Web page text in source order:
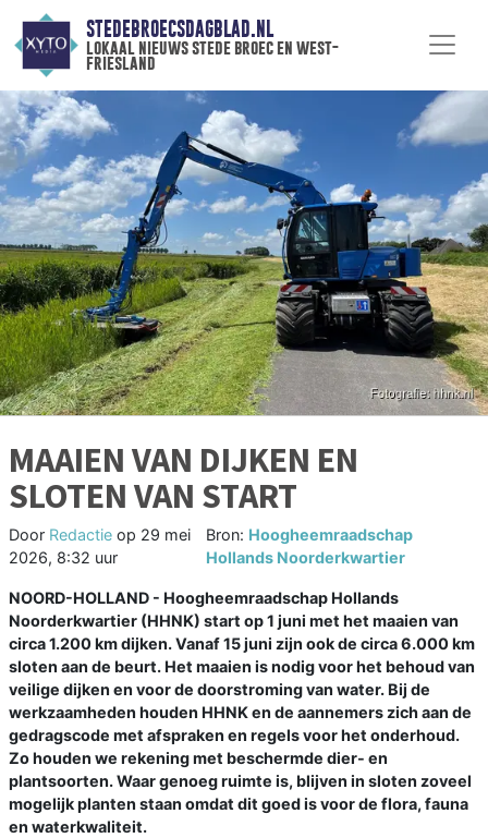
STEDEBROECSDAGBLAD.NL
lokaal nieuws stede broec en west-
friesland
MAAIEN VAN DIJKEN EN
SLOTEN VAN START
Door Redactie op 29 mei
2026, 8:32 uur
Bron: Hoogheemraadschap
Hollands Noorderkwartier
NOORD-HOLLAND - Hoogheemraadschap Hollands
Noorderkwartier (HHNK) start op 1 juni met het maaien van
circa 1.200 km dijken. Vanaf 15 juni zijn ook de circa 6.000 km
sloten aan de beurt. Het maaien is nodig voor het behoud van
veilige dijken en voor de doorstroming van water. Bij de
werkzaamheden houden HHNK en de aannemers zich aan de
gedragscode met afspraken en regels voor het onderhoud.
Zo houden we rekening met beschermde dier- en
plantsoorten. Waar genoeg ruimte is, blijven in sloten zoveel
mogelijk planten staan omdat dit goed is voor de flora, fauna
en waterkwaliteit.